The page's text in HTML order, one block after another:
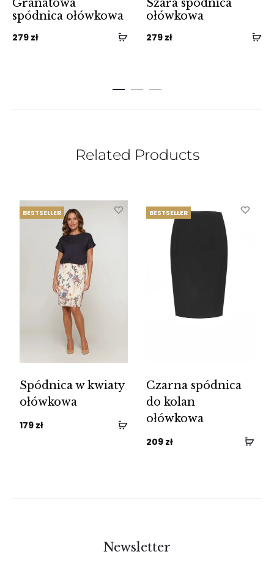
Granatowa
spódnica ołówkowa
279 zł
Szara spódnica
ołówkowa
279 zł
Related Products
BESTSELLER
Spódnica w kwiaty
ołówkowa
179 zł
BESTSELLER
Czarna spódnica
do kolan
ołówkowa
209 zł
Newsletter